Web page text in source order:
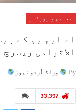
تعلیم و روزگار
اے ایم یو کے
الاقوامی
By ورلڈ اُردو نیوز
33,397